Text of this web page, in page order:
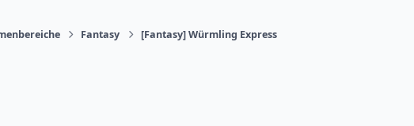
Fantasy [Fantasy] Würmling Express